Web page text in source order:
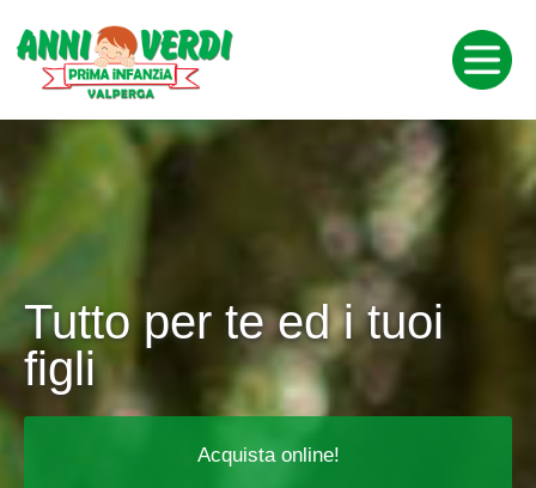
Tutto per te ed i tuoi
figli
Acquista online!